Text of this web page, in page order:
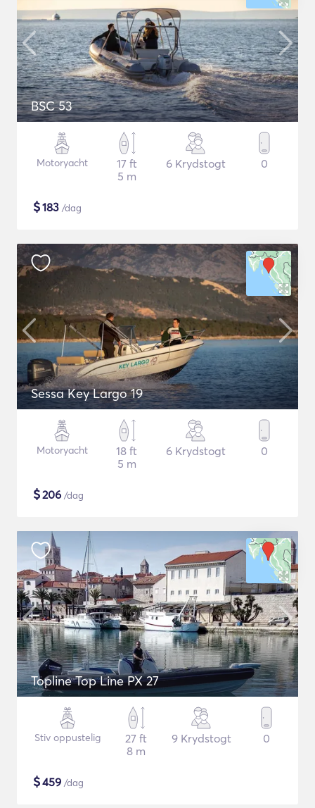
BSC 53
Motoryacht
17 ft
5 m
6 Krydstogt 0
$183 /dag
Sessa Key Largo 19
Motoryacht
18 ft
5 m
6 Krydstogt 0
$206 /dag
Topline Top Line PX 27
Stiv oppustelig
27 ft
8 m
9 Krydstogt 0
$459 /dag